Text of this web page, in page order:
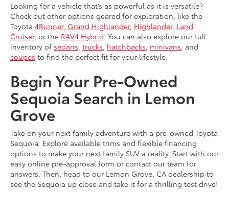
Looking for a vehicle that’s as powerful as it is versatile?
Check out other options geared for exploration, like the
Toyota 4Runner, Grand Highlander, Highlander, Land
Cruiser, or the RAV4 Hybrid. You can also explore our full
inventory of sedans, trucks, hatchbacks, minivans, and
coupes to find the perfect fit for your lifestyle.
Begin Your Pre-Owned
Sequoia Search in Lemon
Grove
Take on your next family adventure with a pre-owned Toyota
Sequoia. Explore available trims and flexible financing
options to make your next family SUV a reality. Start with our
easy online pre-approval form or contact our team for
answers. Then, head to our Lemon Grove, CA dealership to
see the Sequoia up close and take it for a thrilling test drive!